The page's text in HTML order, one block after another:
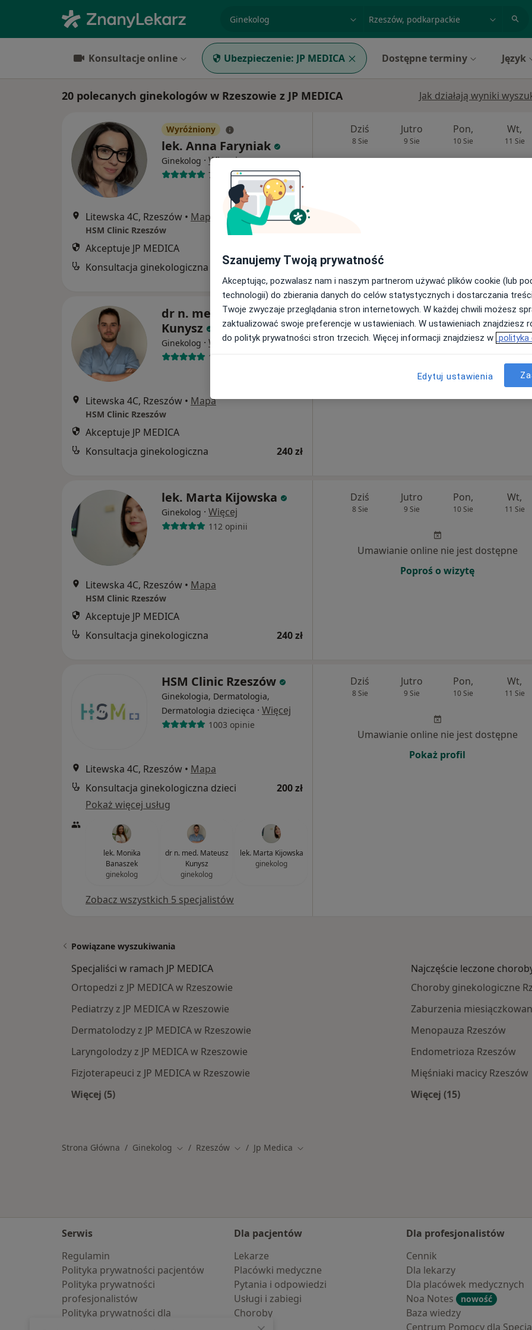
miasto lub dzielnica
Konsultacje online Ubezpieczenie: JP MEDICA Dostępne terminy Język
20 polecanych ginekologów w Rzeszowie z JP MEDICA Jak działają wyniki
Wyróżniony
lek. Anna Faryniak
Ginekolog · Więcej
75 opinii
Litewska 4C, Rzeszów • Mapa
HSM Clinic Rzeszów
Akceptuje JP MEDICA
Konsultacja ginekologiczna
240 zł
Dziś
8 Sie
Jutro
9 Sie
Pon,
10 Sie
Wt,
11 Sie
dr n. med. Mateusz
Kunysz
Ginekolog · Więcej
137 opinii
Litewska 4C, Rzeszów • Mapa
HSM Clinic Rzeszów
Akceptuje JP MEDICA
Konsultacja ginekologiczna
240 zł
Dziś
8 Sie
Jutro
9 Sie
Pon,
10 Sie
Wt,
11 Sie
Umawianie online nie jest dostępne
lek. Marta Kijowska
Ginekolog · Więcej
112 opinii
Litewska 4C, Rzeszów • Mapa
HSM Clinic Rzeszów
Akceptuje JP MEDICA
Konsultacja ginekologiczna
240 zł
Dziś
8 Sie
Jutro
9 Sie
Pon,
10 Sie
Wt,
11 Sie
Umawianie online nie jest dostępne
Poproś o wizytę
HSM Clinic Rzeszów
Ginekologia, Dermatologia,
Dermatologia dziecięca · Więcej
1003 opinie
Litewska 4C, Rzeszów • Mapa
Konsultacja ginekologiczna dzieci
200 zł
Pokaż więcej usług
lek. Monika
Banaszek
ginekolog
dr n. med. Mateusz
Kunysz
ginekolog
lek. Marta Kijowska
ginekolog
Zobacz wszystkich 5 specjalistów
Dziś
8 Sie
Jutro
9 Sie
Pon,
10 Sie
Wt,
11 Sie
Umawianie online nie jest dostępne
Pokaż profil
Powiązane wyszukiwania
Specjaliści w ramach JP MEDICA
Ortopedzi z JP MEDICA w Rzeszowie
Pediatrzy z JP MEDICA w Rzeszowie
Dermatolodzy z JP MEDICA w Rzeszowie
Laryngolodzy z JP MEDICA w Rzeszowie
Fizjoterapeuci z JP MEDICA w Rzeszowie
Więcej (5)
Najczęście leczone
Choroby ginekologiczne
Zaburzenia
Menopauza Rzeszów
Endometrioza Rzeszów
Mięśniaki macicy Rzeszów
Więcej (15)
Strona Główna Ginekolog Zmień miasto
Rzeszów Zmień miasto
Jp Medica Zmień miasto
Serwis
Regulamin
Polityka prywatności pacjentów
Polityka prywatności
profesjonalistów
Polityka prywatności dla
Dla pacjentów
Lekarze
Placówki medyczne
Pytania i odpowiedzi
Usługi i zabiegi
Choroby
Pomoc
Dla profesjonalistów
Cennik
Dla lekarzy
Dla placówek medycznych
Noa Notes
nowość
Baza wiedzy
Centrum Pomocy dla
Szanujemy Twoją prywatność
Akceptując, pozwalasz nam i naszym partnerom używać plików cookie (lub
technologii) do zbierania danych do celów statystycznych i dostarczania
Twoje zwyczaje przeglądania stron internetowych. W każdej chwili możesz
zaktualizować swoje preferencje w ustawieniach. W ustawieniach znajdziesz
do polityk prywatności stron trzecich. Więcej informacji znajdziesz w polityka
Edytuj ustawienia